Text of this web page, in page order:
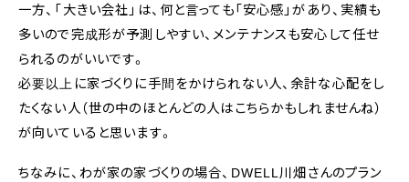
一方、「大きい会社」は、何と言っても「安心感」があり、実績も
多いので完成形が予測しやすい、メンテナンスも安心して任せ
られるのがいいです。
必要以上に家づくりに手間をかけられない人、余計な心配をし
たくない人（世の中のほとんどの人はこちらかもしれませんね）
が向いていると思います。
ちなみに、わが家の家づくりの場合、DWELL川畑さんのプラン